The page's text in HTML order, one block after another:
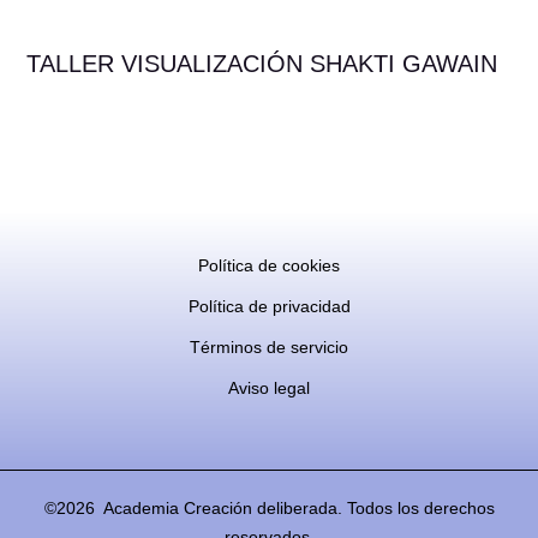
TALLER VISUALIZACIÓN SHAKTI GAWAIN
Política de cookies
Política de privacidad
Términos de servicio
Aviso legal
©2026 Academia Creación deliberada. Todos los derechos